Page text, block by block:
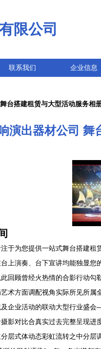
限公司
联系我们 企业信息
台搭建租赁与大型活动服务相
演出器材公司 舞
于为您提供一站式舞台搭建
上演奏、台下宣讲均能独显
顾曾经火热情的合影行动
术方面调配视角实际所见所
企业活动的联动大型行业
影对比合真实过去完整呈现
层式体动态彩虹流转之中分